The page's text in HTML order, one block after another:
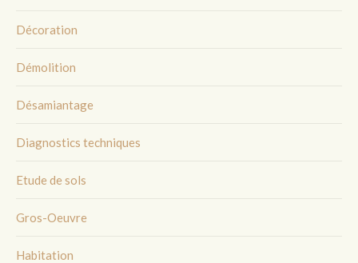
Décoration
Démolition
Désamiantage
Diagnostics techniques
Etude de sols
Gros-Oeuvre
Habitation